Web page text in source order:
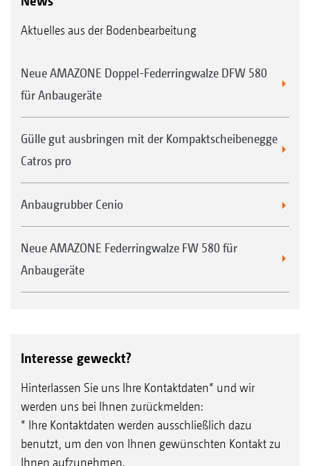
Aktuelles aus der Bodenbearbeitung
Neue AMAZONE Doppel-Federringwalze DFW 580
für Anbaugeräte
Gülle gut ausbringen mit der Kompaktscheibenegge
Catros pro
Anbaugrubber Cenio
Neue AMAZONE Federringwalze FW 580 für
Anbaugeräte
Interesse geweckt?
Hinterlassen Sie uns Ihre Kontaktdaten* und wir
werden uns bei Ihnen zurückmelden:
* Ihre Kontaktdaten werden ausschließlich dazu
benutzt, um den von Ihnen gewünschten Kontakt zu
Ihnen aufzunehmen.